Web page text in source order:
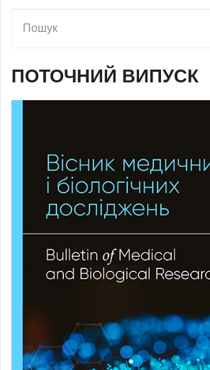
ПОТОЧНИЙ ВИПУСК